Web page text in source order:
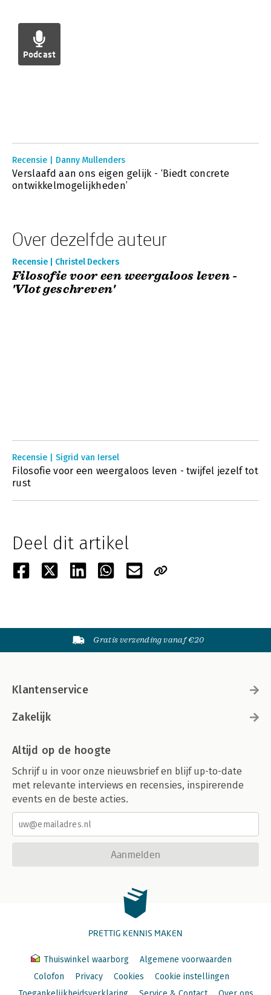
Podcast
Recensie | Danny Mullenders
Verslaafd aan ons eigen gelijk - ‘Biedt concrete
ontwikkelmogelijkheden’
Over dezelfde auteur
Recensie | Christel Deckers
Filosofie voor een weergaloos leven -
'Vlot geschreven'
Recensie | Sigrid van Iersel
Filosofie voor een weergaloos leven - twijfel jezelf tot
rust
Deel dit artikel
Gratis verzending vanaf €20
Klantenservice
Zakelijk
Altijd op de hoogte
Schrijf u in voor onze nieuwsbrief en blijf up-to-date
met relevante interviews en recensies, inspirerende
events en de beste acties.
Aanmelden
PRETTIG KENNIS MAKEN
Thuiswinkel waarborg
Algemene voorwaarden
Colofon
Privacy Cookies
Cookie instellingen